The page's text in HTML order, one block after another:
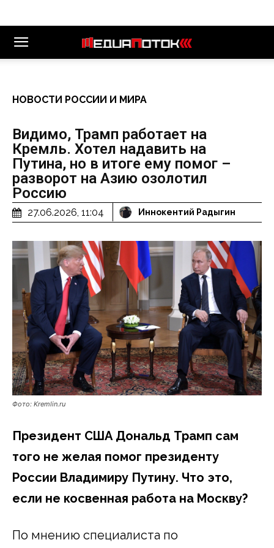
НОВОСТИ РОССИИ И МИРА
Видимо, Трамп работает на
Кремль. Хотел надавить на
Путина, но в итоге ему помог –
разворот на Азию озолотил
Россию
27.06.2026, 11:04 Иннокентий Радыгин
Фото: Kremlin.ru
Президент США Дональд Трамп сам
того не желая помог президенту
России Владимиру Путину. Что это,
если не косвенная работа на Москву?
По мнению специалиста по